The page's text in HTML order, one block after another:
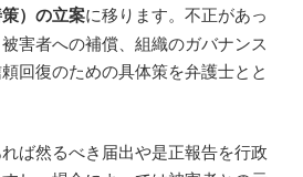
）の立案に移ります。不正があっ
害者への補償、組織のガバナンス
回復のための具体策を弁護士とと
ば然るべき届出や是正報告を行政